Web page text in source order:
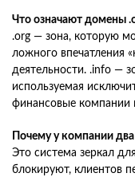
Что означают домены
.org — зона, которую
ложного впечатления
деятельности. .info —
используемая
финансовые компании
Почему у компании два
Это система зеркал
блокируют, клиентов